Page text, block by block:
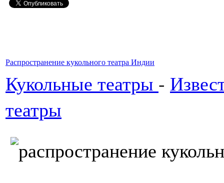
Распространение кукольного театра Индии
Кукольные театры -
театры